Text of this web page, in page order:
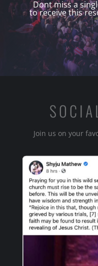
Dont miss a
to receive this
Join us on your